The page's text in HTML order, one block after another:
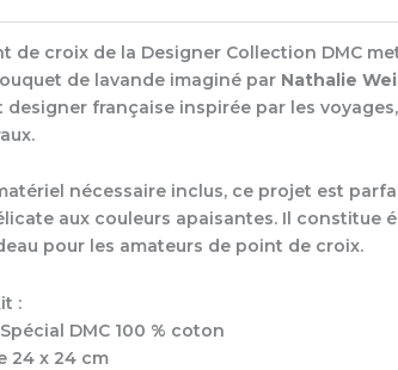
de croix de la Designer Collection DMC
de lavande imaginé par Nathalie
française inspirée par les
nécessaire inclus, ce projet est
aux couleurs apaisantes. Il constitue
pour les amateurs de point de croix.
:
DMC 100 % coton
24 x 24 cm